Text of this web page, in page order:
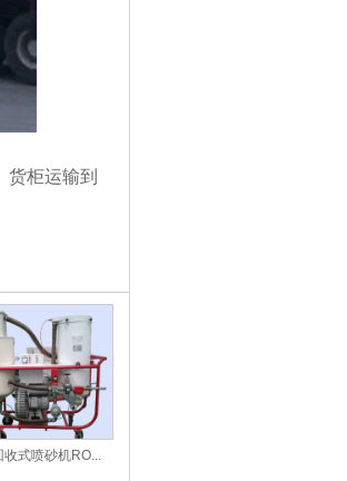
柜运输到
收式喷砂机RO...